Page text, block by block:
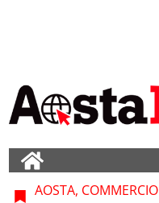
AOSTA, COMMERCIO